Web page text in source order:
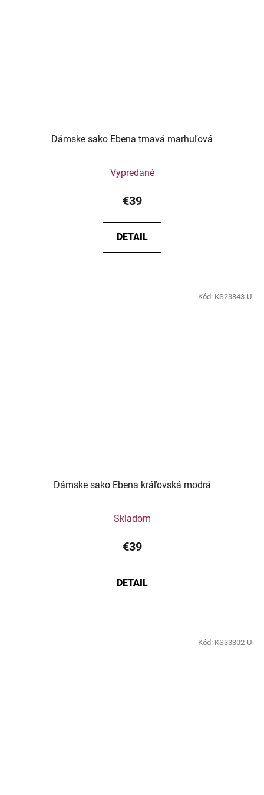
Dámske sako Ebena tmavá marhuľová
Vypredané
€39
DETAIL
Dámske sako Ebena kráľovská modrá
Skladom
€39
DETAIL
Kód: KS23843-U
Kód: KS33302-U